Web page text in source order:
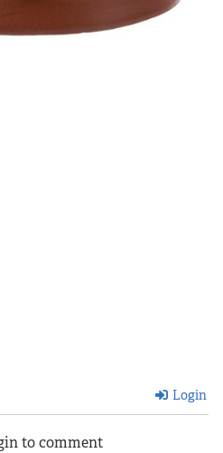
Login
to comment